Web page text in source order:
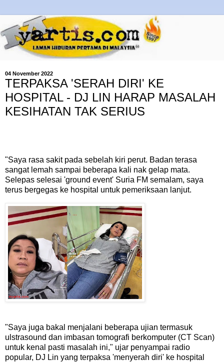
04 November 2022
TERPAKSA 'SERAH DIRI' KE
HOSPITAL - DJ LIN HARAP MASALAH
KESIHATAN TAK SERIUS
"Saya rasa sakit pada sebelah kiri perut. Badan terasa
sangat lemah sampai beberapa kali nak gelap mata.
Selepas selesai 'ground event' Suria FM semalam, saya
terus bergegas ke hospital untuk pemeriksaan lanjut.
"Saya juga bakal menjalani beberapa ujian termasuk
ulstrasound dan imbasan tomografi berkomputer (CT Scan)
untuk kenal pasti masalah ini," ujar penyampai radio
popular, DJ Lin yang terpaksa 'menyerah diri' ke hospital